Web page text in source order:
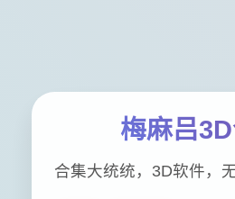
梅麻吕
合集大统统，3D软件，